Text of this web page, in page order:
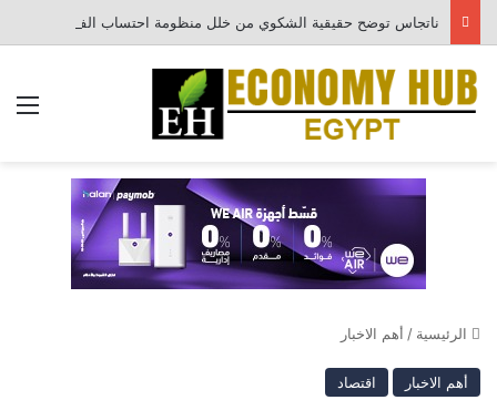
ناتجاس توضح حقيقية الشكوي من خلل منظومة احتساب الفواتير
الرئيسية / أهم الاخبار
أهم الاخبار اقتصاد